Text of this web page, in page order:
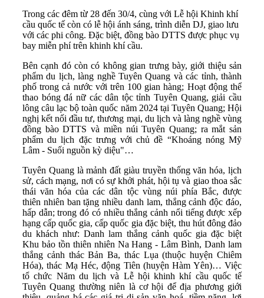
Trong các đêm từ 28 đến 30/4, cùng với Lễ hội Khinh khí
cầu quốc tế còn có lễ hội ánh sáng, trình diễn DJ, giao lưu
với các phi công. Đặc biệt, đồng bào DTTS được phục vụ
bay miễn phí trên khinh khí cầu.
Bên cạnh đó còn có không gian trưng bày, giới thiệu sản
phẩm du lịch, làng nghề Tuyên Quang và các tỉnh, thành
phố trong cả nước với trên 100 gian hàng; Hoạt động thể
thao bóng đá nữ các dân tộc tỉnh Tuyên Quang, giải cầu
lông câu lạc bộ toàn quốc năm 2024 tại Tuyên Quang; Hội
nghị kết nối đầu tư, thương mại, du lịch và làng nghề vùng
đồng bào DTTS và miền núi Tuyên Quang; ra mắt sản
phẩm du lịch đặc trưng với chủ đề “Khoáng nóng Mỹ
Lâm - Suối nguồn kỳ diệu"…
Tuyên Quang là mảnh đất giàu truyền thống văn hóa, lịch
sử, cách mạng, nơi có sự khởi phát, hội tụ và giao thoa sắc
thái văn hóa của các dân tộc vùng núi phía Bắc, được
thiên nhiên ban tặng nhiều danh lam, thắng cảnh độc đáo,
hấp dẫn; trong đó có nhiều thắng cảnh nổi tiếng được xếp
hạng cấp quốc gia, cấp quốc gia đặc biệt, thu hút đông đảo
du khách như: Danh lam thắng cảnh quốc gia đặc biệt
Khu bảo tồn thiên nhiên Na Hang - Lâm Bình, Danh lam
thắng cảnh thác Bản Ba, thác Lụa (thuộc huyện Chiêm
Hóa), thác Mạ Héc, động Tiên (huyện Hàm Yên)… Việc
tổ chức Năm du lịch và Lễ hội khinh khí cầu quốc tế
Tuyên Quang thường niên là cơ hội để địa phương giới